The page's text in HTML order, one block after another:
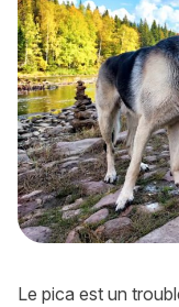
Le pica est un